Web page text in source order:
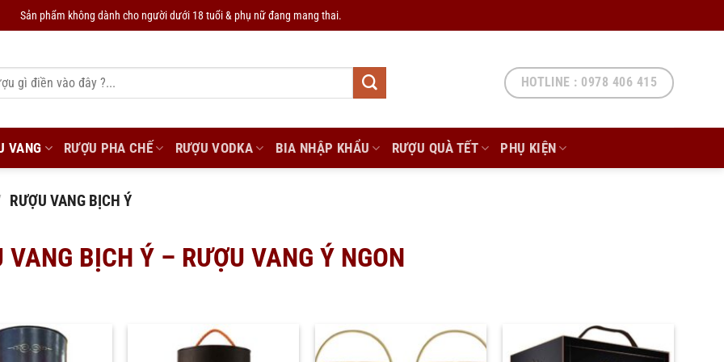
Sản phẩm không dành cho người dưới 18 tuổi & phụ nữ đang mang thai.
HOTLINE : 0978 406 415
VANG RƯỢU PHA CHẾ RƯỢU VODKA BIA NHẬP KHẨU RƯỢU QUÀ TẾT PHỤ KIỆN
RƯỢU VANG BỊCH Ý
VANG BỊCH Ý – RƯỢU VANG Ý NGON